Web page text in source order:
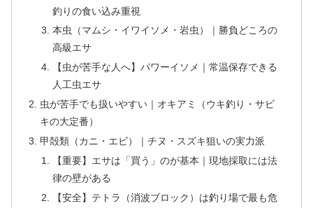
釣りの食い込み重視
本虫（マムシ・イワイソメ・岩虫）｜勝負どころの
高級エサ
【虫が苦手な人へ】パワーイソメ｜常温保存できる
人工虫エサ
虫が苦手でも扱いやすい｜オキアミ（ウキ釣り・サビ
キの大定番）
甲殻類（カニ・エビ）｜チヌ・スズキ狙いの実力派
【重要】エサは「買う」のが基本｜現地採取には法
律の壁がある
【安全】テトラ（消波ブロック）は釣り場で最も危